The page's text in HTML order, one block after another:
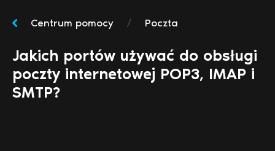
Centrum pomocy / Poczta
Jakich portów używać do obsługi
poczty internetowej POP3, IMAP i
SMTP?